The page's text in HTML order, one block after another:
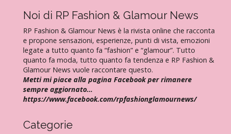
Noi di RP Fashion & Glamour News
RP Fashion & Glamour News è la rivista online che racconta
e propone sensazioni, esperienze, punti di vista, emozioni
legate a tutto quanto fa “fashion” e “glamour”. Tutto
quanto fa moda, tutto quanto fa tendenza e RP Fashion &
Glamour News vuole raccontare questo.
Metti mi piace alla pagina Facebook per rimanere
sempre aggiornato…
https://www.facebook.com/rpfashionglamournews/
Categorie